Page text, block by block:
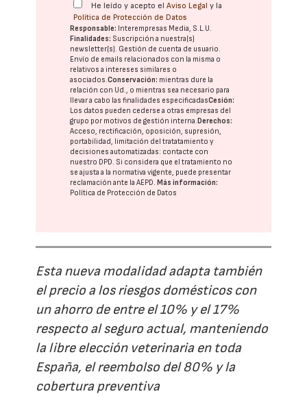
He leído y acepto elAviso Legal y la
Política de Protección de Datos
Responsable: Interempresas Media, S.L.U.
Finalidades: Suscripción a nuestra(s)
newsletter(s). Gestión de cuenta de usuario.
Envío de emails relacionados con la misma o
relativos a intereses similares o
asociados.Conservación: mientras dure la
relación con Ud., o mientras sea necesario para
llevar a cabo las finalidades especificadasCesión:
Los datos pueden cederse a otras empresas del
grupo por motivos de gestión interna. Derechos:
Acceso, rectificación, oposición, supresión,
portabilidad, limitación del tratatamiento y
decisiones automatizadas: contacte con
nuestro DPD. Si considera que el tratamiento no
se ajusta a la normativa vigente, puede presentar
reclamación ante laAEPD. Más información:
Política de Protección de Datos
Esta nueva modalidad adapta también
el precio a los riesgos domésticos con
un ahorro de entre el 10% y el 17%
respecto al seguro actual, manteniendo
la libre elección veterinaria en toda
España, el reembolso del 80% y la
cobertura preventiva